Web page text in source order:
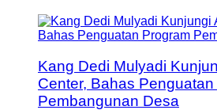
Kang Dedi Mulyadi
Center, Bahas
Pembangunan Desa